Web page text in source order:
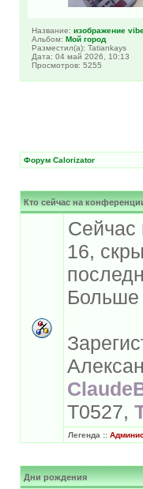
Название: изображение
Альбом: Мой город
Разместил(а): Tatiankays
Дата: 04 май 2026, 10:13
Просмотров: 5255
Форум Calorizator
Кто сейчас на
Сейчас
16,
Больше
T0527,
Легенда ::
Дни рождения